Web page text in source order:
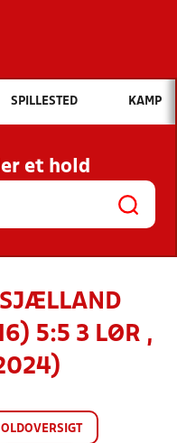
Hvad vil du søge efter?
OG NYHEDER
KLUBBER OG
SPILLESTED KAMP
et hold
5:5 3 LØR ,